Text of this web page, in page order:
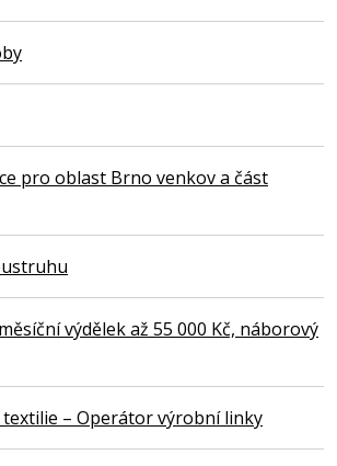
pro oblast Brno venkov a část
výdělek až 55 000 Kč, náborový
– Operátor výrobní linky